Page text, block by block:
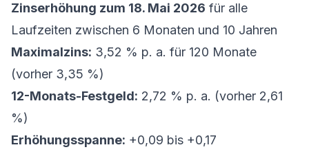
Zinserhöhung zum 18. Mai 2026 für alle
Laufzeiten zwischen 6 Monaten und 10 Jahren
Maximalzins: 3,52 % p. a. für 120 Monate
(vorher 3,35 %)
12-Monats-Festgeld: 2,72 % p. a. (vorher 2,61
%)
Erhöhungsspanne: +0,09 bis +0,17